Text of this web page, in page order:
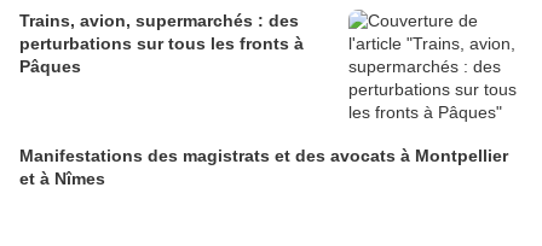
Trains, avion, supermarchés : des
perturbations sur tous les fronts à
Pâques
Manifestations des magistrats et des avocats à Montpellier
et à Nîmes